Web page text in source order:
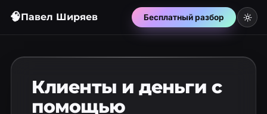
🧠Павел Ширяев Бесплатный разбор
Клиенты и деньги с
помощью